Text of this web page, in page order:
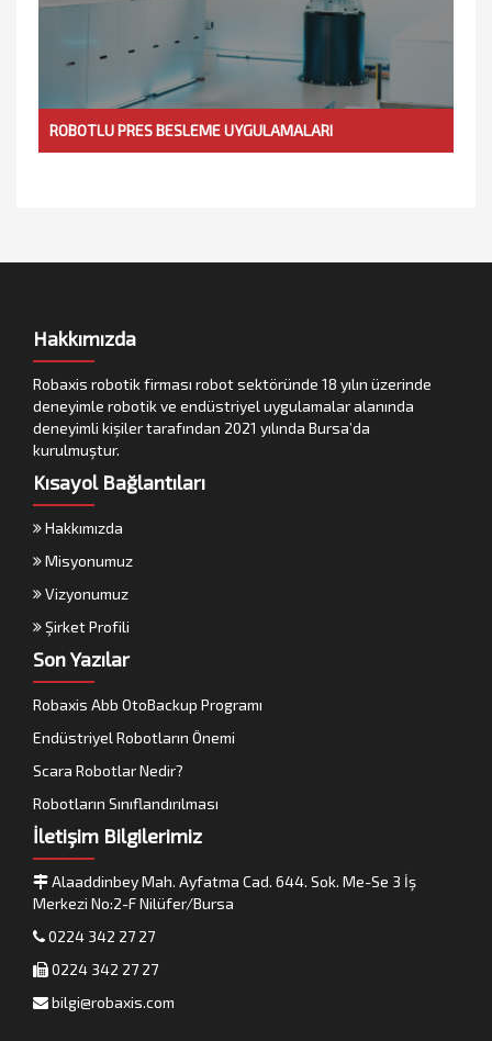
ROBOTLU PRES BESLEME UYGULAMALARI
Hakkımızda
Robaxis robotik firması robot sektöründe 18 yılın üzerinde
deneyimle robotik ve endüstriyel uygulamalar alanında
deneyimli kişiler tarafından 2021 yılında Bursa’da
kurulmuştur.
Kısayol Bağlantıları
Hakkımızda
Misyonumuz
Vizyonumuz
Şirket Profili
Son Yazılar
Robaxis Abb OtoBackup Programı
Endüstriyel Robotların Önemi
Scara Robotlar Nedir?
Robotların Sınıflandırılması
İletişim Bilgilerimiz
Alaaddinbey Mah. Ayfatma Cad. 644. Sok. Me-Se 3 İş
Merkezi No:2-F Nilüfer/Bursa
0224 342 27 27
0224 342 27 27
bilgi@robaxis.com